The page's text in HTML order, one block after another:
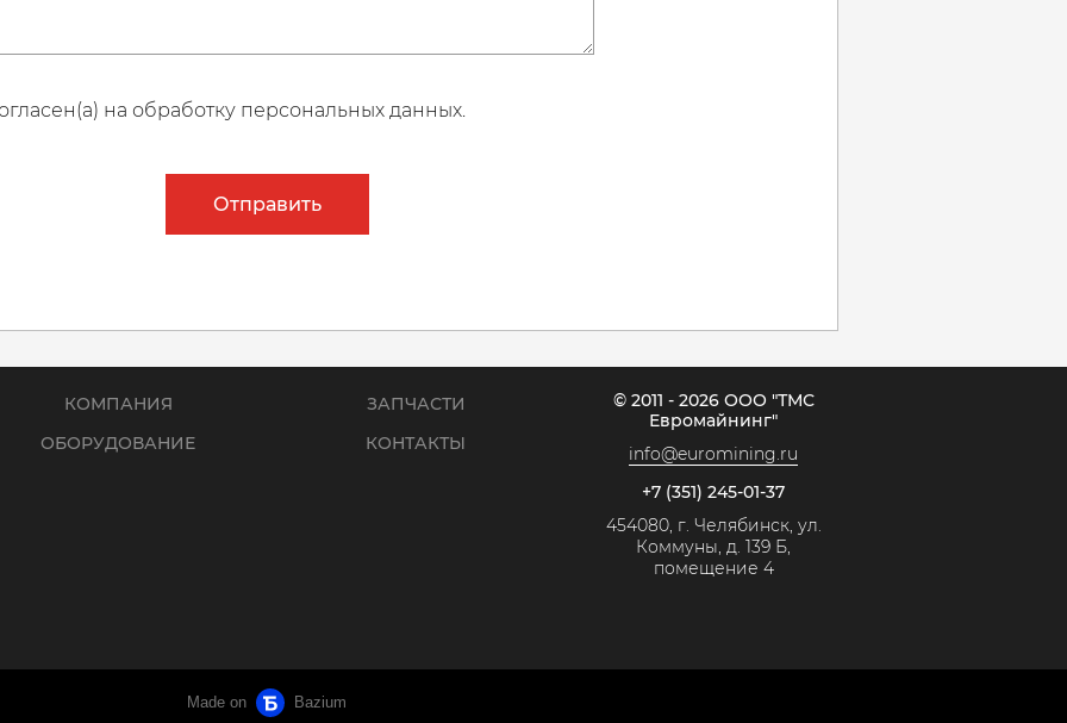
на обработку персональных данных.
Отправить
КОМПАНИЯ
ОБОРУДОВАНИЕ
ЗАПЧАСТИ
КОНТАКТЫ
© 2011 - 2026 ООО "ТМС
Евромайнинг"
info@euromining.ru
+7 (351) 245-01-37
454080, г. Челябинск, ул.
Коммуны, д. 139 Б,
помещение 4
Made on Bazium